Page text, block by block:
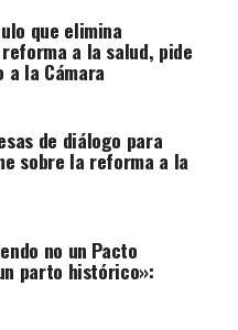
que elimina
a la salud, pide
la Cámara
de diálogo para
sobre la reforma a la
no un Pacto
parto histórico»: